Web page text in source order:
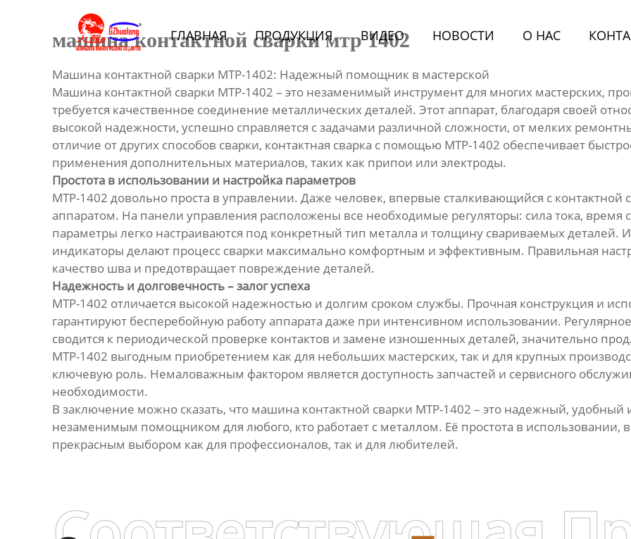
ГЛАВНАЯ ПРОДУКЦИЯ BИДЕО НОВОСТИ О HАС
Новости
Контакты
машина контактной сварки мтр 1402
Машина контактной сварки МТР-1402: Надежный помощник в мастерской
Машина контактной сварки МТР-1402 – это незаменимый инструмент для многих мастерских,
требуется качественное соединение металлических деталей. Этот аппарат, благодаря своей
высокой надежности, успешно справляется с задачами различной сложности, от мелких
отличие от других способов сварки, контактная сварка с помощью МТР-1402 обеспечивает
применения дополнительных материалов, таких как припои или электроды.
Простота в использовании и настройка параметров
МТР-1402 довольно проста в управлении. Даже человек, впервые сталкивающийся с контактной
аппаратом. На панели управления расположены все необходимые регуляторы: сила тока, время
параметры легко настраиваются под конкретный тип металла и толщину свариваемых деталей.
индикаторы делают процесс сварки максимально комфортным и эффективным. Правильная
качество шва и предотвращает повреждение деталей.
Надежность и долговечность – залог успеха
МТР-1402 отличается высокой надежностью и долгим сроком службы. Прочная конструкция и
гарантируют бесперебойную работу аппарата даже при интенсивном использовании.
сводится к периодической проверке контактов и замене изношенных деталей, значительно
МТР-1402 выгодным приобретением как для небольших мастерских, так и для крупных
ключевую роль. Немаловажным фактором является доступность запчастей и сервисного
необходимости.
В заключение можно сказать, что машина контактной сварки МТР-1402 – это надежный,
незаменимым помощником для любого, кто работает с металлом. Её простота в использовании,
прекрасным выбором как для профессионалов, так и для любителей.